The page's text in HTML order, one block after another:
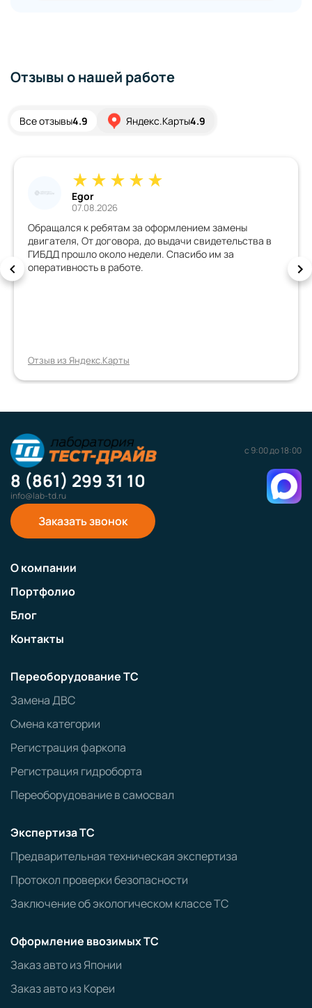
Отзывы о нашей работе
Все отзывы4.9 Яндекс.Карты4.9
Egor
07.08.2026
Обращался к ребятам за оформлением замены
двигателя, От договора, до выдачи свидетельства в
ГИБДД прошло около недели. Спасибо им за
оперативность в работе.
Отзыв из Яндекс.Карты
с 9:00 до 18:00
8 (861) 299 31 10
info@lab-td.ru
Заказать звонок
О компании
Портфолио
Блог
Контакты
Переоборудование ТС
Замена ДВС
Смена категории
Регистрация фаркопа
Регистрация гидроборта
Переоборудование в самосвал
Экспертиза ТС
Предварительная техническая экспертиза
Протокол проверки безопасности
Заключение об экологическом классе ТС
Оформление ввозимых ТС
Заказ авто из Японии
Заказ авто из Кореи